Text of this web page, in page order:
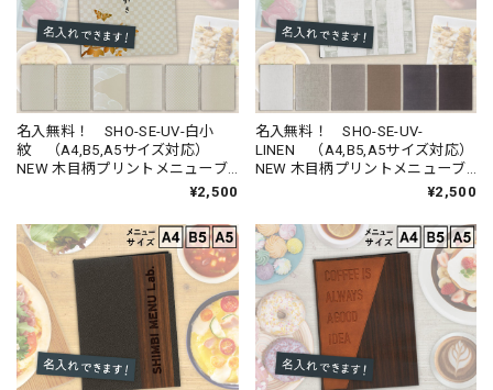
名入無料！ SHO-SE-UV-白小
紋 （A4,B5,A5サイズ対応）
NEW 木目柄プリントメニューブ
¥2,500
名入無料！ SHO-SE-UV-
LINEN （A4,B5,A5サイズ対応）
NEW 木目柄プリントメニューブ
¥2,500